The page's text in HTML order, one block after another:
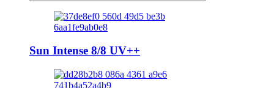
Sun Intense 8/8 UV++